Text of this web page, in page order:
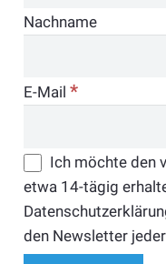
Nachname
E-Mail *
Ich möchte den
etwa 14-tägig
den Newsletter